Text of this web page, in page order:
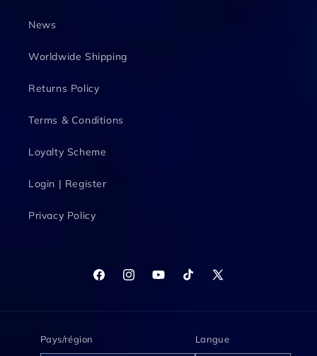
News
Worldwide Shipping
Returns Policy
Terms & Conditions
Loyalty Scheme
Login | Register
Privacy Policy
FacebookInstagramYouTubeTikTok X
Pays/région Langue